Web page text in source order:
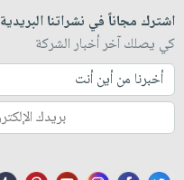
اشترك مجاناً في نشراتنا البريدية
كي يصلك آخر أخبار الشركة